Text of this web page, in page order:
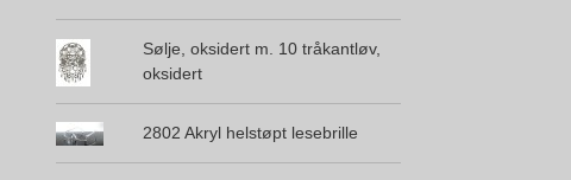
Sølje, oksidert m. 10 tråkantløv,
oksidert
2802 Akryl helstøpt lesebrille